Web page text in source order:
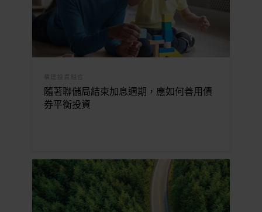
構建投資組合
隨著聯儲局結束加息週期，應如何善用債
券平衡投資